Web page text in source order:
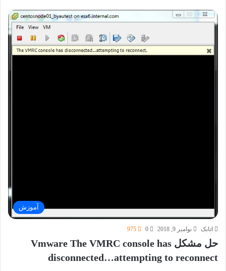
آموزش
اتابک نوامبر 9, 2018 0
975
حل مشکل Vmware The VMRC console has
disconnected…attempting to reconnect